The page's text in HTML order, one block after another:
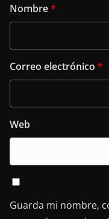
Nombre*
Correo electrónico *
Web
Guarda mi nombre,